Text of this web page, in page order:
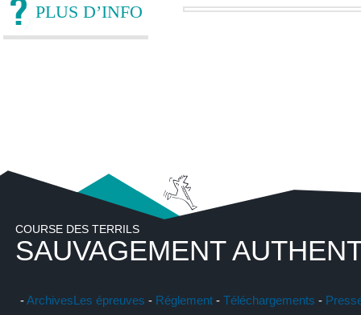
PLUS D’INFO
COURSE DES TERRILS
SAUVAGEMENT
-ArchivesLes épreuves - Réglement - Téléchargements -